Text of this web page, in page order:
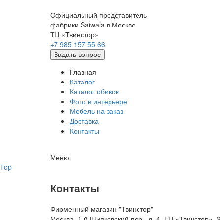
Официальный представитель
фабрики Saiwala в Москве
ТЦ «Твинстор»
+7 985 157 55 66
Задать вопрос
Главная
Каталог
Каталог обивок
Фото в интерьере
Мебель на заказ
Доставка
Контакты
Меню
Top
Контакты
Фирменный магазин "Твинстор"